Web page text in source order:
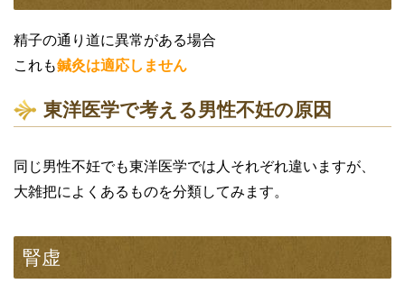
精子の通り道に異常がある場合
これも鍼灸は適応しません
東洋医学で考える男性不妊の原因
同じ男性不妊でも東洋医学では人それぞれ違いますが、
大雑把によくあるものを分類してみます。
腎虚